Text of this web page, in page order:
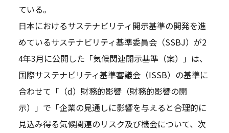
ている。
日本におけるサステナビリティ開示基準の開発を進
めているサステナビリティ基準委員会（SSBJ）が2
4年3月に公開した「気候関連開示基準（案）」は、
国際サステナビリティ基準審議会（ISSB）の基準に
合わせて「（d）財務的影響（財務的影響の開
示）」で「企業の見通しに影響を与えると合理的に
見込み得る気候関連のリスク及び機会について、次